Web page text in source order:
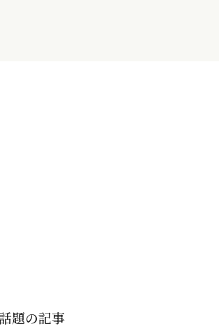
題の記事